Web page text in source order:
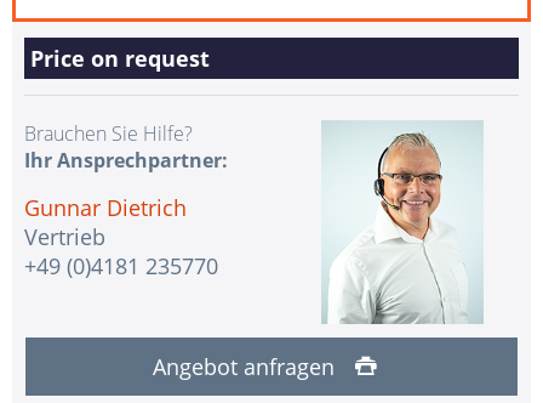
Price on request
Brauchen Sie Hilfe?
Ihr Ansprechpartner:
Gunnar Dietrich
Vertrieb
+49 (0)4181 235770
Angebot anfragen